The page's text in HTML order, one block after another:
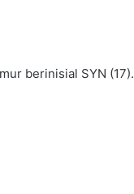
berinisial SYN (17).